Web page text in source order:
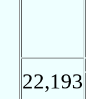
22,193